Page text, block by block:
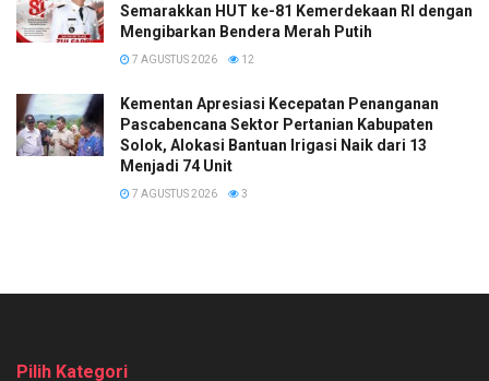
Semarakkan HUT ke-81 Kemerdekaan RI dengan
Mengibarkan Bendera Merah Putih
7 AGUSTUS 2026 12
Kementan Apresiasi Kecepatan Penanganan
Pascabencana Sektor Pertanian Kabupaten
Solok, Alokasi Bantuan Irigasi Naik dari 13
Menjadi 74 Unit
7 AGUSTUS 2026 3
Pilih Kategori